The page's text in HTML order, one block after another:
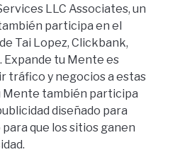
LLC Associates, un
participa en el
Tai Lopez, Clickbank,
tu Mente es
tráfico y negocios a estas
Mente también participa
diseñado para
que los sitios ganen